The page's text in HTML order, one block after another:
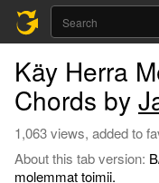
Käy Herra
Chords by
1,063 views, added to
About this tab version:
molemmat toimii.